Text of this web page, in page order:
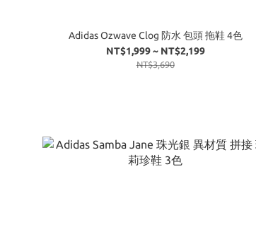
Adidas Ozwave Clog 防水 包頭 拖鞋 4色
NT$1,999 ~ NT$2,199
NT$3,690